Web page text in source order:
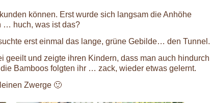
können. Erst wurde sich langsam die Anhöhe
… huch, was ist das?
erst einmal das lange, grüne Gebilde… den Tunnel.
geeilt und zeigte ihren Kindern, dass man auch hindurch
Bamboos folgten ihr … zack, wieder etwas gelernt.
Zwerge 🙂